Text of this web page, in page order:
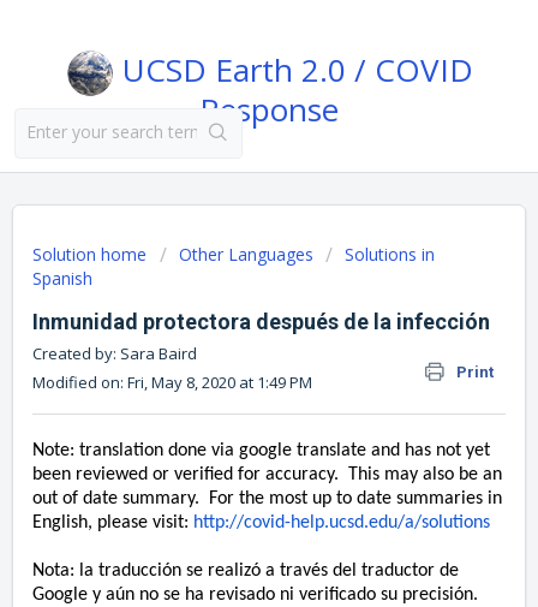
UCSD Earth 2.0 / COVID
Response
Solution home Other Languages
Solutions in
Spanish
Inmunidad protectora después de la infección
Print
Created by: Sara Baird
Modified on: Fri, May 8, 2020 at 1:49 PM
Note: translation done via google translate and has not yet
been reviewed or verified for accuracy. This may also be an
out of date summary. For the most up to date summaries in
English, please visit: http://covid-help.ucsd.edu/a/solutions
Nota: la traducción se realizó a través del traductor de
Google y aún no se ha revisado ni verificado su precisión.